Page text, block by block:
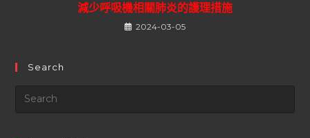
減少呼吸機相關肺炎的護理措施
2024-03-05
Search